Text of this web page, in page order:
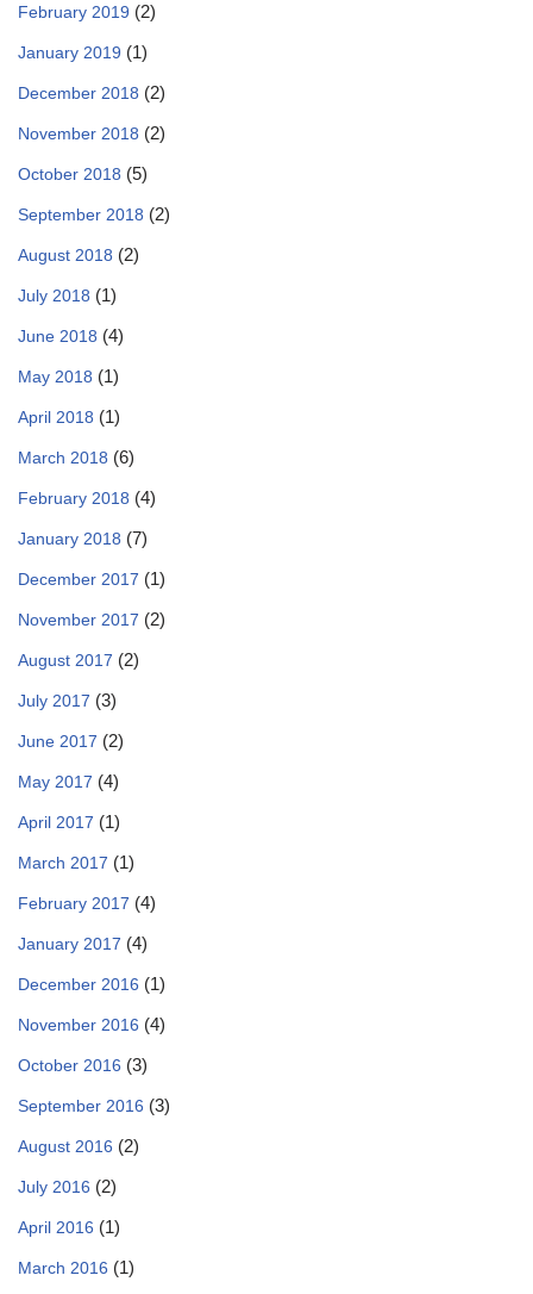
February 2019 (2)
January 2019 (1)
December 2018 (2)
November 2018 (2)
October 2018 (5)
September 2018 (2)
August 2018 (2)
July 2018 (1)
June 2018 (4)
May 2018 (1)
April 2018 (1)
March 2018 (6)
February 2018 (4)
January 2018 (7)
December 2017 (1)
November 2017 (2)
August 2017 (2)
July 2017 (3)
June 2017 (2)
May 2017 (4)
April 2017 (1)
March 2017 (1)
February 2017 (4)
January 2017 (4)
December 2016 (1)
November 2016 (4)
October 2016 (3)
September 2016 (3)
August 2016 (2)
July 2016 (2)
April 2016 (1)
March 2016 (1)